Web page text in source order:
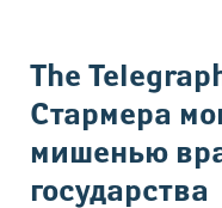
Вы здесь
The
Стармера
мишенью
государства